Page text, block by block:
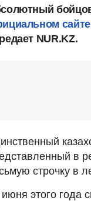
сайте
NUR.KZ.
в
строчку в
этого года